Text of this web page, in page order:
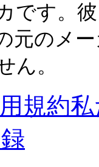
です。
元のメ
ん。
規約